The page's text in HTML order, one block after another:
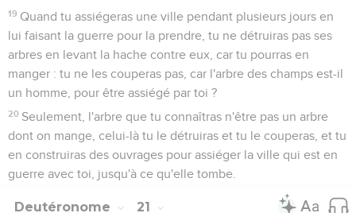
19 Quand tu assiégeras une ville pendant plusieurs jours en
lui faisant la guerre pour la prendre, tu ne détruiras pas ses
arbres en levant la hache contre eux, car tu pourras en
manger : tu ne les couperas pas, car l'arbre des champs est-il
un homme, pour être assiégé par toi ?
20 Seulement, l'arbre que tu connaîtras n'être pas un arbre
dont on mange, celui-là tu le détruiras et tu le couperas, et tu
en construiras des ouvrages pour assiéger la ville qui est en
guerre avec toi, jusqu'à ce qu'elle tombe.
Deutéronome 21